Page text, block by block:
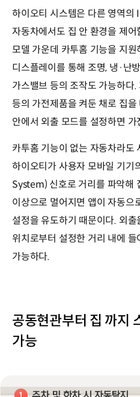
하이오티 시스템은 다른 영역의
자동차에서도 집 안 환경을 제
모델 가운데 카투홈 기능을 지
디스플레이를 통해 조명, 냉·난
가스밸브 등의 조작도 가능하다
등의 가전제품을 켜둔 채로 집
안에서 외출 모드를 설정하면
카투홈 기능이 없는 자동차라도
하이오티가 사용자 모바일 기
System) 신호로 거리를 파악해
이상으로 멀어지면 앱이 자동으
설정을 유도하기 때문이다. 외
위치로부터 설정한 거리 내에 들
가능하다.
공동현관부터 집 까지
가능